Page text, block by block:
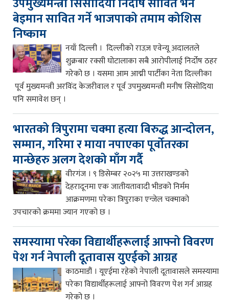
बेइमान सावित गर्ने भाजपाको तमाम कोशिस
निष्काम
नयाँ दिल्ली । दिल्लीको राउज़ एवेन्यू अदालतले
शुक्रबार रक्सी घोटालाका सबै आरोपीलाई निर्दोष ठहर
गरेको छ । यसमा आम आद्मी पार्टीका नेता दिल्लीका
पूर्व मुख्यमन्त्री अरविंद केजरीवाल र पूर्व उपमुख्यमन्त्री मनीष सिसोदिया
पनि समावेश छन् ।
भारतको त्रिपुरामा चक्मा हत्या बिरुद्ध आन्दोलन,
सम्मान, गरिमा र माया नपाएका पूर्वोतरका
मान्छेहरु अलग देशको माँग गर्दै
वीरगंज । ९ डिसेम्बर २०२५ मा उत्तराखण्डको
देहरादूनमा एक जातीयतावादी भीडको निर्मम
आक्रमणमा परेका त्रिपुराका एन्जेल चक्माको
उपचारको क्रममा ज्यान गएको छ ।
समस्यामा परेका विद्यार्थीहरूलाई आफ्नो विवरण
पेश गर्न नेपाली दूतावास युएईको आग्रह
काठमाडौं । यूएईमा रहेको नेपाली दूतावासले समस्यामा
परेका विद्यार्थीहरूलाई आफ्नो विवरण पेश गर्न आग्रह
गरेको छ ।